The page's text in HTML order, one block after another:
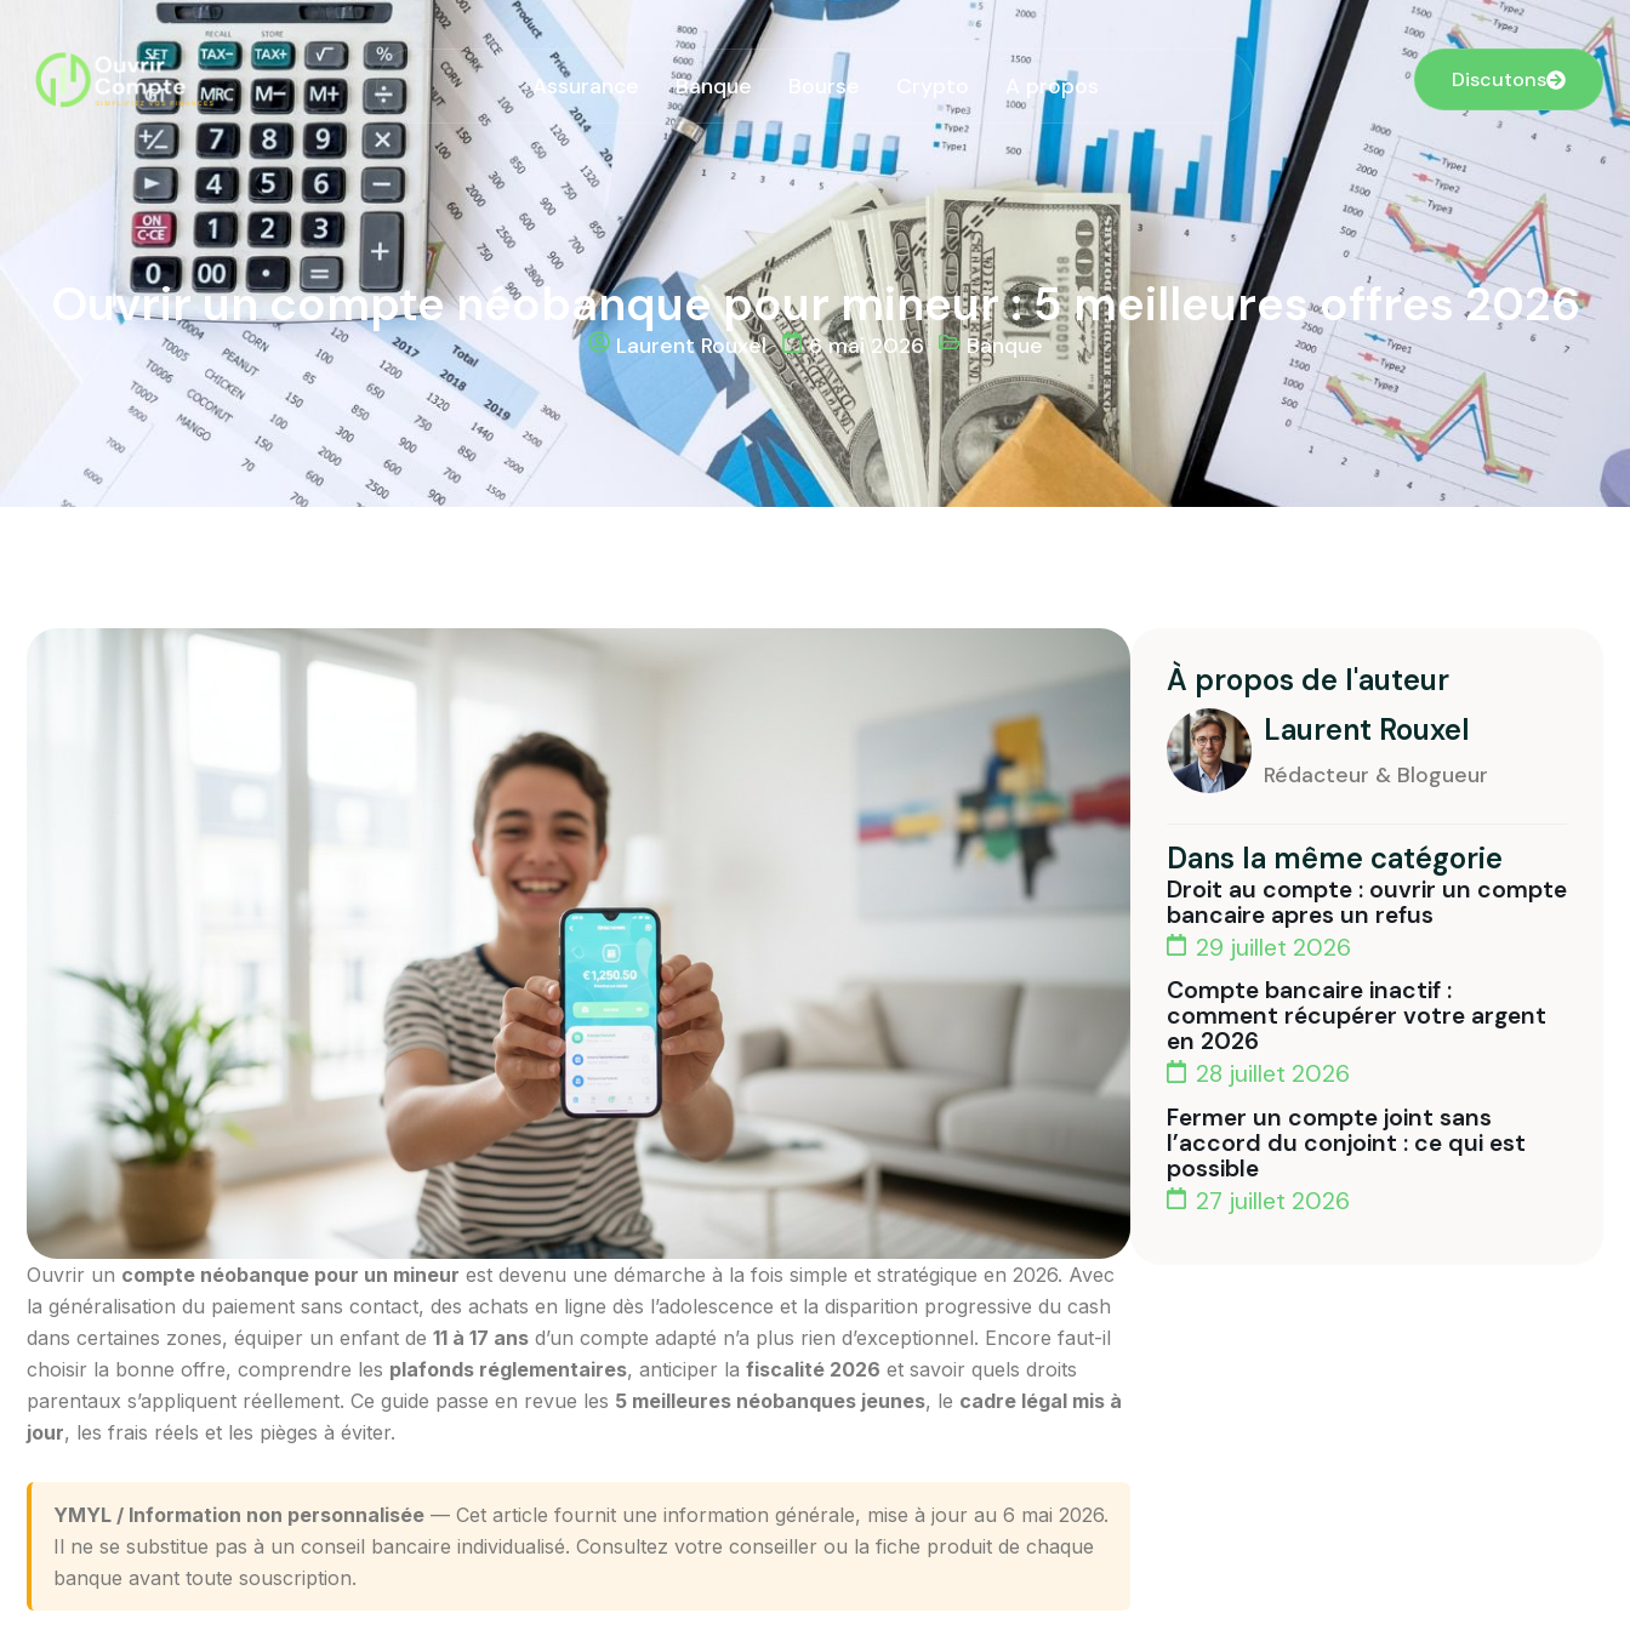
Assurance Banque Bourse A propos Discutons
Ouvrir un compte néobanque pour mineur : 5 meilleures offres 2026
Laurent Rouxel 6 mai 2026 Banque
Ouvrir un compte néobanque pour un mineur est devenu une démarche à la fois simple et stratégique en 2026. Avec
la généralisation du paiement sans contact, des achats en ligne dès l’adolescence et la disparition progressive du cash
dans certaines zones, équiper un enfant de 11 à 17 ans d’un compte adapté n’a plus rien d’exceptionnel. Encore faut-il
choisir la bonne offre, comprendre les plafonds réglementaires, anticiper la fiscalité 2026 et savoir quels droits
parentaux s’appliquent réellement. Ce guide passe en revue les 5 meilleures néobanques jeunes, le cadre légal mis à
jour, les frais réels et les pièges à éviter.
YMYL / Information non personnalisée — Cet article fournit une information générale, mise à jour au 6 mai 2026.
Il ne se substitue pas à un conseil bancaire individualisé. Consultez votre conseiller ou la fiche produit de chaque
banque avant toute souscription.
À propos de l'auteur
Laurent Rouxel
Rédacteur & Blogueur
Dans la même catégorie
Droit au compte : ouvrir un compte
bancaire apres un refus
29 juillet 2026
Compte bancaire inactif :
comment récupérer votre argent
en 2026
28 juillet 2026
Fermer un compte joint sans
l’accord du conjoint : ce qui est
possible
27 juillet 2026